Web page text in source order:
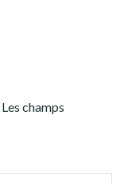
Les champs